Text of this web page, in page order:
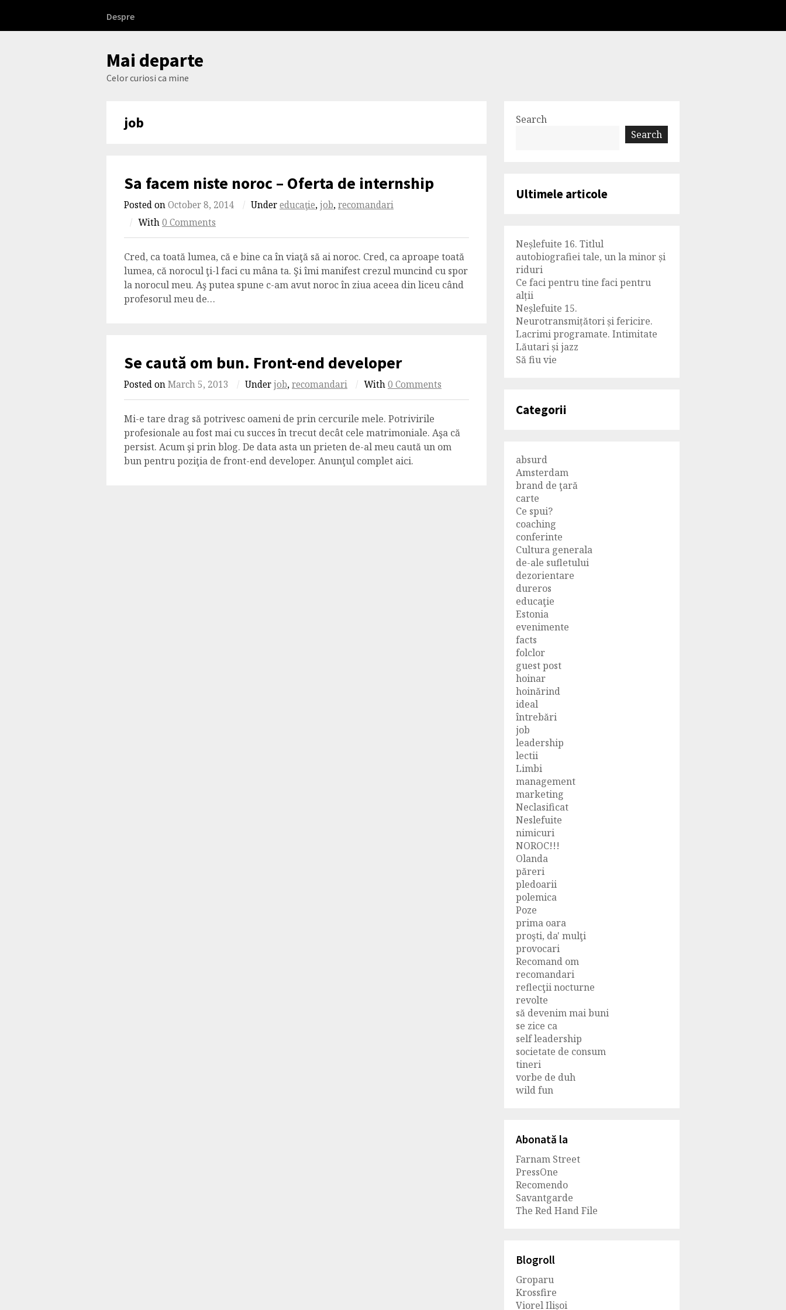
content
Despre
Mai departe
Celor curiosi ca mine
job
Sa facem niste noroc – Oferta de internship
Posted onOctober 8, 2014 / Undereducaţie,job,recomandari
/ With0 Comments
Cred, ca toată lumea, că e bine ca în viaţă să ai noroc. Cred, ca aproape toată
lumea, că norocul ţi-l faci cu mâna ta. Şi îmi manifest crezul muncind cu spor
la norocul meu. Aş putea spune c-am avut noroc în ziua aceea din liceu când
profesorul meu de…
Se caută om bun. Front-end developer
Posted onMarch 5, 2013 / Underjob,recomandari / With0 Comments
Mi-e tare drag să potrivesc oameni de prin cercurile mele. Potrivirile
profesionale au fost mai cu succes în trecut decât cele matrimoniale. Aşa că
persist. Acum şi prin blog. De data asta un prieten de-al meu caută un om
bun pentru poziţia de front-end developer. Anunţul complet aici.
Search
Search
Ultimele articole
Neșlefuite 16. Titlul
autobiografiei tale, un la minor și
riduri
Ce faci pentru tine faci pentru
alții
Neșlefuite 15.
Neurotransmițători și fericire.
Lacrimi programate. Intimitate
Lăutari și jazz
Să fiu vie
Categorii
absurd
Amsterdam
brand de ţară
carte
Ce spui?
coaching
conferinte
Cultura generala
de-ale sufletului
dezorientare
dureros
educaţie
Estonia
evenimente
facts
folclor
guest post
hoinar
hoinărind
ideal
întrebări
job
leadership
lectii
Limbi
management
marketing
Neclasificat
Neslefuite
nimicuri
NOROC!!!
Olanda
păreri
pledoarii
polemica
Poze
prima oara
proşti, da' mulţi
provocari
Recomand om
recomandari
reflecţii nocturne
revolte
să devenim mai buni
se zice ca
self leadership
societate de consum
tineri
vorbe de duh
wild fun
Abonată la
Farnam Street
PressOne
Recomendo
Savantgarde
The Red Hand File
Blogroll
Groparu
Krossfire
Viorel Ilișoi